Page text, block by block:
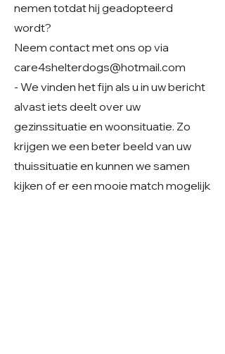
nemen totdat hij geadopteerd
wordt?
Neem contact met ons op via
care4shelterdogs@hotmail.com
- We vinden het fijn als u in uw bericht
alvast iets deelt over uw
gezinssituatie en woonsituatie. Zo
krijgen we een beter beeld van uw
thuissituatie en kunnen we samen
kijken of er een mooie match mogelijk